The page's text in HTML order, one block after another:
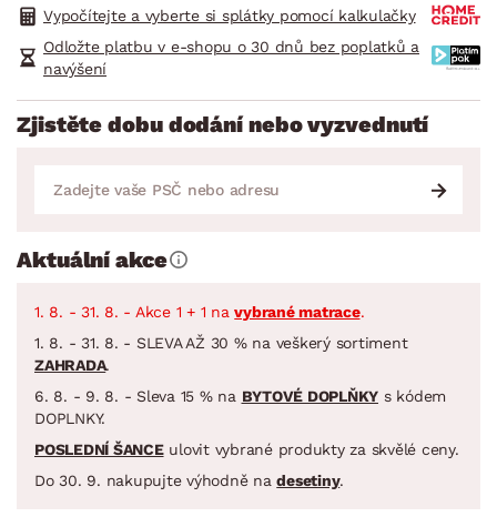
Vypočítejte a vyberte si splátky pomocí kalkulačky
Odložte platbu v e-shopu o 30 dnů bez poplatků a
navýšení
Zjistěte dobu dodání nebo vyzvednutí
Aktuální akce
1. 8. - 31. 8. - Akce 1 + 1 navybrané matrace.
1. 8. - 31. 8. - SLEVA AŽ 30 % na veškerý sortiment
ZAHRADA.
6. 8. - 9. 8. - Sleva 15 % na BYTOVÉ DOPLŇKY s kódem
DOPLNKY.
POSLEDNÍ ŠANCEulovit vybrané produkty za skvělé ceny.
Do 30. 9. nakupujte výhodně nadesetiny.